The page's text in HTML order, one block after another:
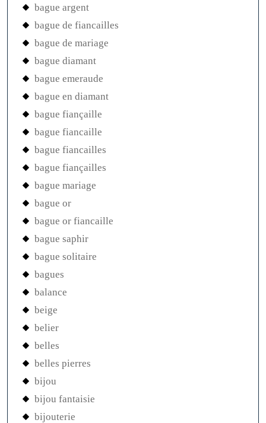
bague argent
bague de fiancailles
bague de mariage
bague diamant
bague emeraude
bague en diamant
bague fiançaille
bague fiancaille
bague fiancailles
bague fiançailles
bague mariage
bague or
bague or fiancaille
bague saphir
bague solitaire
bagues
balance
beige
belier
belles
belles pierres
bijou
bijou fantaisie
bijouterie